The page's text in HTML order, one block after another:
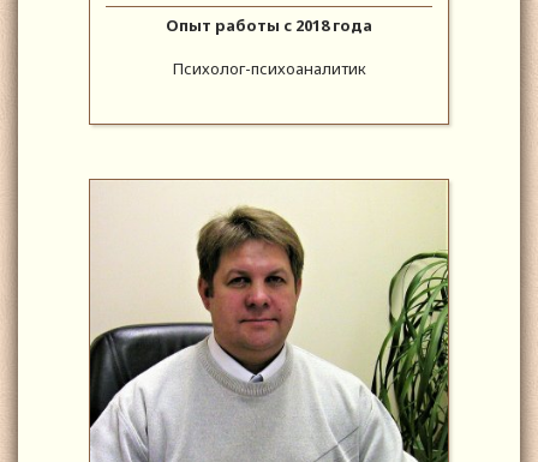
Опыт работы с 2018 года
Психолог-психоаналитик